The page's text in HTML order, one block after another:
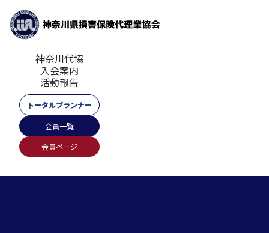
神奈川代協
入会案内
活動報告
トータルプランナー
会員一覧
会員ページ